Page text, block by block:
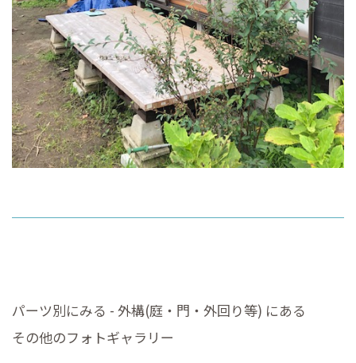
パーツ別にみる - 外構(庭・門・外回り等) にある
その他のフォトギャラリー